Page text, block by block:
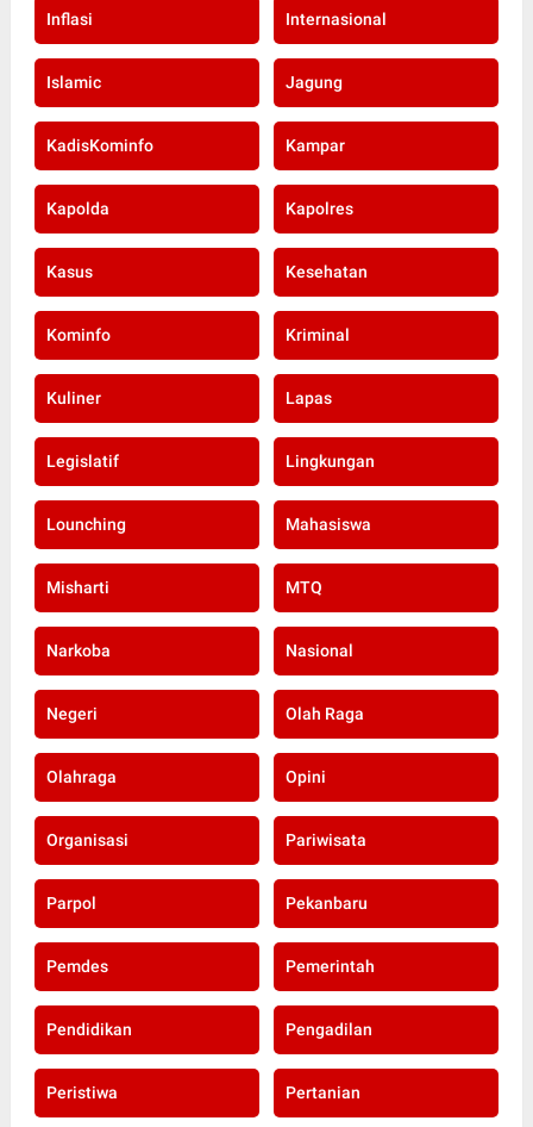
Inflasi Internasional
Islamic Jagung
KadisKominfo Kampar
Kapolda Kapolres
Kasus Kesehatan
Kominfo Kriminal
Kuliner Lapas
Legislatif Lingkungan
Lounching Mahasiswa
Misharti MTQ
Narkoba Nasional
Negeri Olah Raga
Olahraga Opini
Organisasi Pariwisata
Parpol Pekanbaru
Pemdes Pemerintah
Pendidikan Pengadilan
Peristiwa Pertanian